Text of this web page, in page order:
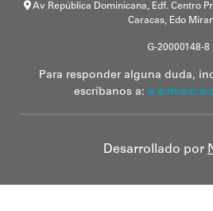
Av República Dominicana, Edf. Centro
Caracas, Edo
G-20000148-8
Para responder alguna duda,
escríbanos a: a
Desarrollado por